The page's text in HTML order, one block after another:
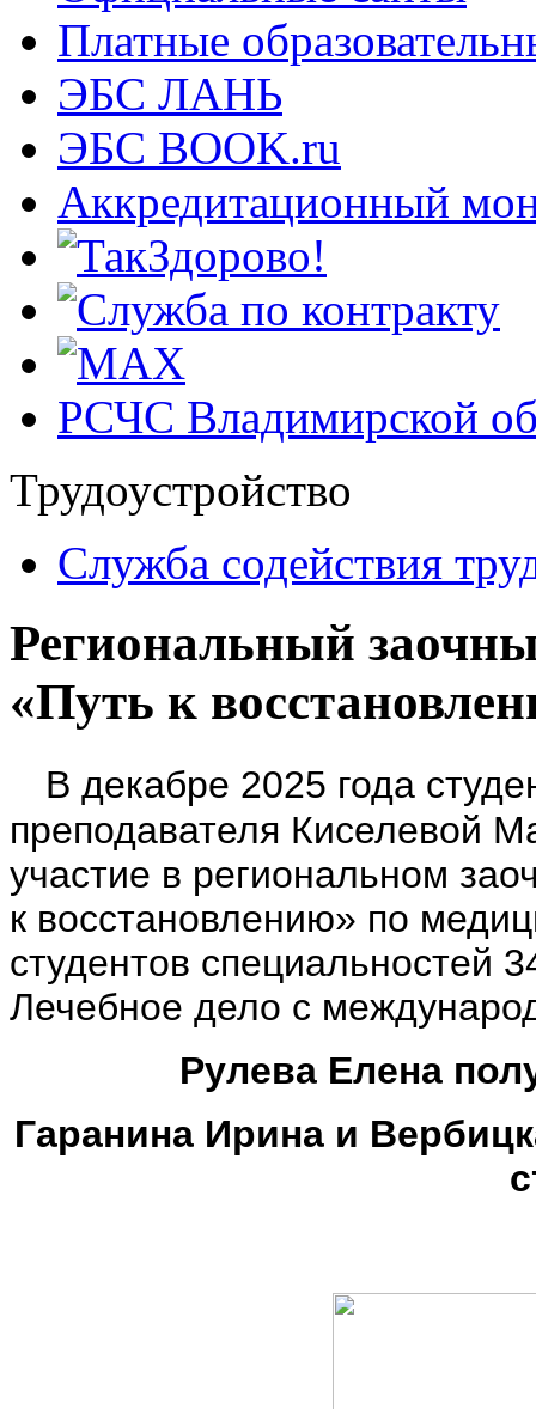
Платные
ЭБС ЛАНЬ
ЭБС BOOK.ru
Аккредитационный
РСЧС Владимирской
Трудоустройство
Cлужба содействия
Региональный
«Путь к
В декабре 2025 года
преподавателя Киселевой
участие в региональном
к восстановлению» по
студентов специальностей
Лечебное дело с
Рулева Елена
Гаранина Ирина и